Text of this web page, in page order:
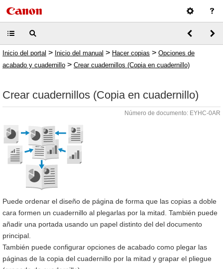
Inicio del portal > Inicio del manual > Hacer copias > Opciones de
acabado y cuadernillo > Crear cuadernillos (Copia en cuadernillo)
Crear cuadernillos (Copia en cuadernillo)
Número de documento: EYHC-0AR
Puede ordenar el diseño de página de forma que las copias a doble
cara formen un cuadernillo al plegarlas por la mitad. También puede
añadir una portada usando un papel distinto del del documento
principal.
También puede configurar opciones de acabado como plegar las
páginas de la copia del cuadernillo por la mitad y grapar el pliegue